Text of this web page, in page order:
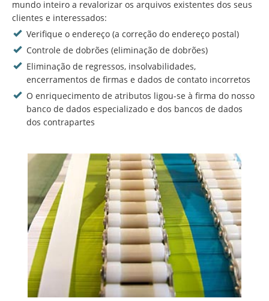
mundo inteiro a revalorizar os arquivos existentes dos seus
clientes e interessados:
Verifique o endereço (a correção do endereço postal)
Controle de dobrões (eliminação de dobrões)
Eliminação de regressos, insolvabilidades,
encerramentos de firmas e dados de contato incorretos
O enriquecimento de atributos ligou-se à firma do nosso
banco de dados especializado e dos bancos de dados
dos contrapartes